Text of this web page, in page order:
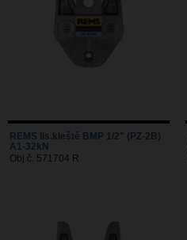
REMS lis.kleště BMP 1/2" (PZ-2B)
A1-32kN
Obj.č. 571704 R